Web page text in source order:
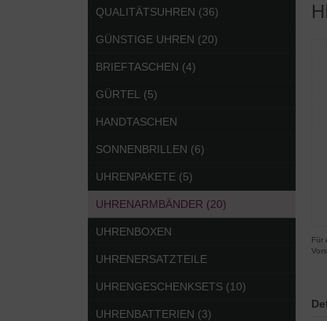
Für
QUALITÄTSUHREN (36)
GÜNSTIGE UHREN (20)
BRIEFTASCHEN (4)
GÜRTEL (5)
HANDTASCHEN
SONNENBRILLEN (6)
UHRENPAKETE (5)
UHRENARMBÄNDER (20)
UHRENBOXEN
UHRENERSATZTEILE
UHRENGESCHENKSETS (10)
UHRENBATTERIEN (3)